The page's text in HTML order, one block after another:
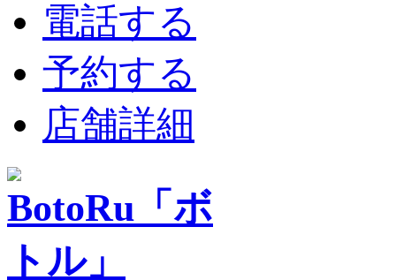
電話する
予約する
店舗詳細